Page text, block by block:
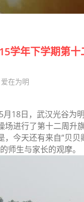
学年下学期第十
爱在为明
18日，武汉光谷为
场进行了第十二周升
，今天还有来自“贝贝
师生与家长的观摩。